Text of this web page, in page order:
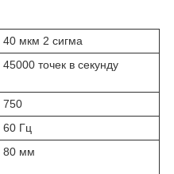
40 мкм 2 сигма
45000 точек в секунду
750
60 Гц
80 мм